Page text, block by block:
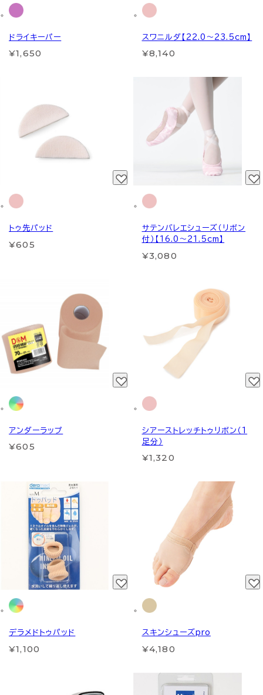
ドライキーパー
¥1,650
スワニルダ【22.0～23.5cm】
¥8,140
トゥ先パッド
¥605
サテンバレエシューズ（リボン
付）【16.0～21.5cm】
¥3,080
アンダーラップ
¥605
シアーストレッチトゥリボン（1
足分）
¥1,320
デラメドトゥパッド
¥1,100
スキンシューズpro
¥4,180